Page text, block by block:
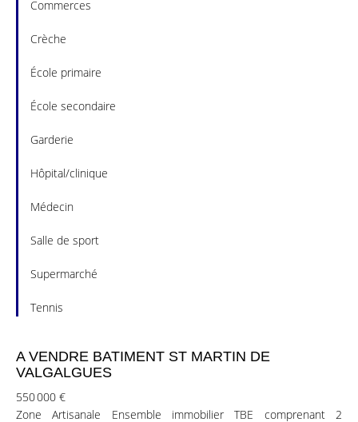
Commerces
Crèche
École primaire
École secondaire
Garderie
Hôpital/clinique
Médecin
Salle de sport
Supermarché
Tennis
A VENDRE BATIMENT ST MARTIN DE
VALGALGUES
550 000 €
Zone Artisanale Ensemble immobilier TBE comprenant 2